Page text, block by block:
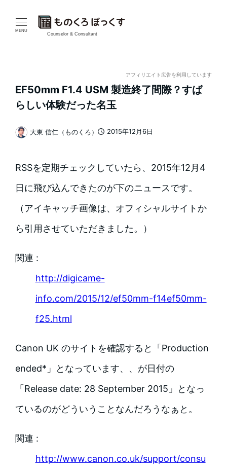
MENU
Counselor & Consultant
アフィリエイト広告を利用しています
EF50mm F1.4 USM 製造終了間際？すば
らしい体験だった名玉
2015年12月6日
著
大東 信仁（ものくろ）
RSSを定期チェックしていたら、2015年12月4
日に飛び込んできたのが下のニュースです。
（アイキャッチ画像は、オフィシャルサイトか
ら引用させていただきました。）
関連 :
http://digicame-
info.com/2015/12/ef50mm-f14ef50mm-
f25.html
Canon UK のサイトを確認すると「Production
ended*」となっています、、が日付の
「Release date: 28 September 2015」となっ
ているのがどういうことなんだろうなぁと。
関連 :
http://www.canon.co.uk/support/consu